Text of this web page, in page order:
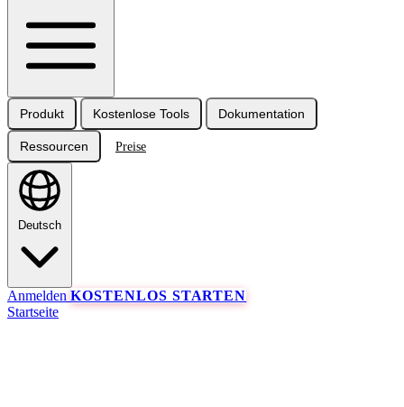
Produkt Kostenlose Tools Dokumentation
Ressourcen Preise
Deutsch
Anmelden KOSTENLOS STARTEN
Startseite